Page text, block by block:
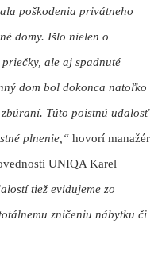
poškodenia privátneho
domy. Išlo nielen o
ale aj spadnuté
dom bol dokonca natoľko
Túto poistnú udalosť
plnenie ,“ hovorí manažér
UNIQA Karel
tiež evidujeme zo
zničeniu nábytku či